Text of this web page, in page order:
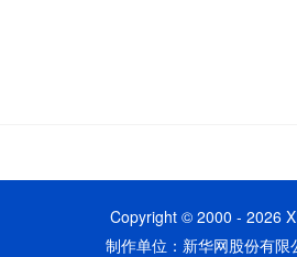
Copyright © 2000 - 2026
制作单位：新华网股份有